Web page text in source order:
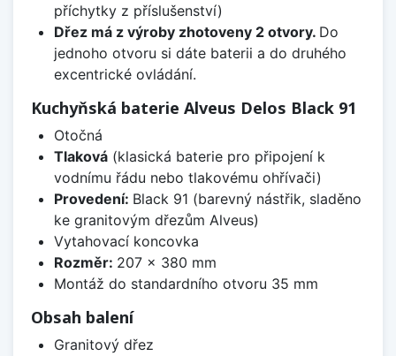
příchytky z příslušenství)
Dřez má z výroby zhotoveny 2 otvory. Do
jednoho otvoru si dáte baterii a do druhého
excentrické ovládání.
Kuchyňská baterie Alveus Delos Black 91
Otočná
Tlaková(klasická baterie pro připojení k
vodnímu řádu nebo tlakovému ohřívači)
Provedení: Black 91 (barevný nástřik, sladěno
ke granitovým dřezům Alveus)
Vytahovací koncovka
Rozměr: 207 x 380 mm
Montáž do standardního otvoru 35 mm
Obsah balení
Granitový dřez